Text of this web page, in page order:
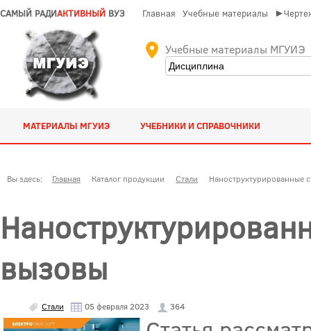
САМЫЙ РАДИАКТИВНЫЙ ВУЗ Главная Учебные материалы
Учебные материалы МГУИЭ
МАТЕРИАЛЫ МГУИЭ УЧЕБНИКИ И СПРАВОЧНИКИ
Вы здесь: Главная Каталог продукции Стали Наноструктурированные
вызовы
Стали 05 февраля 2023 364